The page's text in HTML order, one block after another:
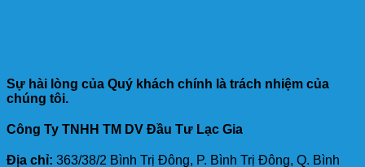
Sự hài lòng của Quý khách chính là trách nhiệm của
chúng tôi.
Công Ty TNHH TM DV Đầu Tư Lạc Gia
Địa chỉ: 363/38/2 Bình Trị Đông, P. Bình Trị Đông, Q. Bình